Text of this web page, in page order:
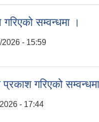
सम्वन्धमा ।
2026 - 15:59
प्रकाश गरिएको
- 17:44